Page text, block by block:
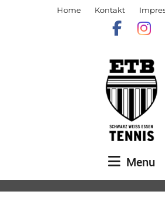
Home Kontakt
Menu